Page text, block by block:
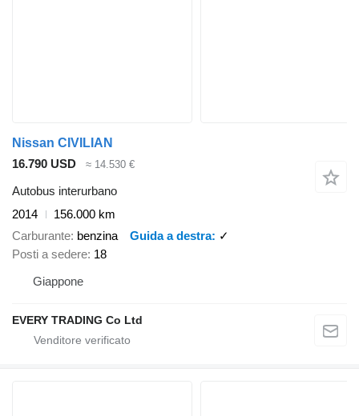
Nissan CIVILIAN
16.790 USD
≈ 14.530 €
Autobus interurbano
2014
156.000 km
Carburante benzina Guida a destra
✓
Posti a sedere 18
Giappone
EVERY TRADING Co Ltd